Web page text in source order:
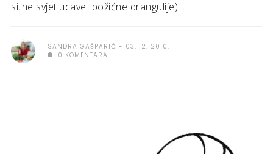
sitne svjetlucave božićne drangulije) ...
SANDRA GAŠPARIĆ
03. 12. 2010.
0 KOMENTARA